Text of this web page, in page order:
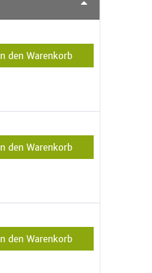
In den Warenkorb
In den Warenkorb
In den Warenkorb